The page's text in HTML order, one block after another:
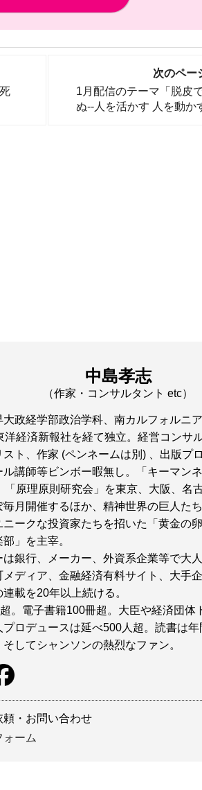
次のペー
1月配信のテーマ「脱皮
ぬ--人を活かす 人を動か
中島孝志
（作家・コンサルタント etc）
政経学部政治学科、南カルフォルニ
洋経済新報社を経て独立。経営コンサ
ト、作家 (ペンネームは別) 、出版プ
ル講師等ビンボー暇無し。「キーマン
「原理原則研究会」を東京、大阪、名
月開催するほか、精神世界の巨人た
ニークな投資家たちを招いた「黄金の
」を主宰。
銀行、メーカー、外資系企業等で大
ディア、金融経済有料サイト、大手
載を20年以上続ける。
。電子書籍100冊超。大臣や経済団体
プロデュースは延べ500人超。読書は
してシャンソンの熱烈なファン。
・お問い合わせ
ォーム